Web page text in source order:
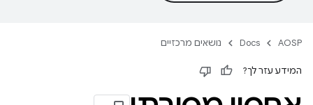
AOSP
Docs נושאים מרכזיים
המידע עזר לך?